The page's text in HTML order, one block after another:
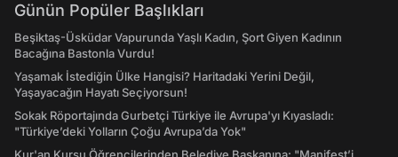
Günün Popüler Başlıkları
Beşiktaş-Üsküdar Vapurunda Yaşlı Kadın, Şort Giyen Kadının
Bacağına Bastonla Vurdu!
Yaşamak İstediğin Ülke Hangisi? Haritadaki Yerini Değil,
Yaşayacağın Hayatı Seçiyorsun!
Sokak Röportajında Gurbetçi Türkiye ile Avrupa'yı Kıyasladı:
"Türkiye’deki Yolların Çoğu Avrupa’da Yok"